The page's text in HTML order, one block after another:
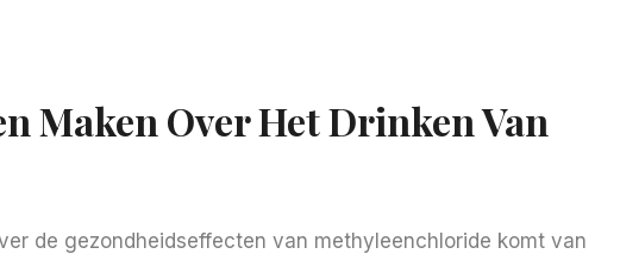
Maken Over Het Drinken Van
de gezondheidseffecten van methyleenchloride komt van